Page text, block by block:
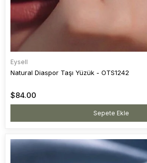
Eysell
Natural Diaspor Taşı Yüzük - OTS1242
$84.00
Sepete Ekle